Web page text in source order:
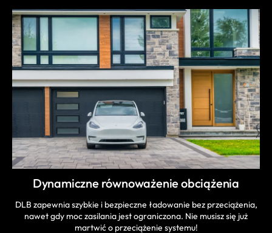
Dynamiczne równoważenie obciążenia
DLB zapewnia szybkie i bezpieczne ładowanie bez przeciążenia,
nawet gdy moc zasilania jest ograniczona. Nie musisz się już
martwić o przeciążenie systemu!